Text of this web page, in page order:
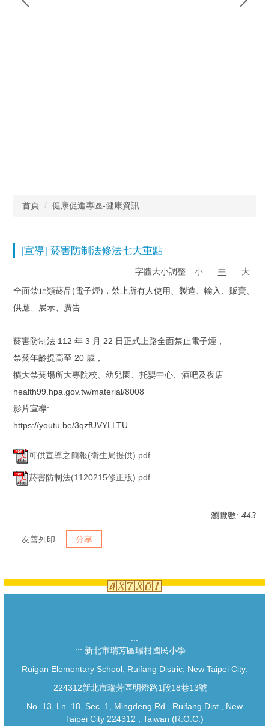
首頁 健康促進專區-健康資訊
[宣導] 菸害防制法修法七大重點
字體大小調整 小 中
大
全面禁止類菸品(電子煙)，禁止所有人使用、製造、輸入、販賣、
供應、展示、廣告
菸害防制法 112 年 3 月 22 日正式上路全面禁止電子煙，
禁菸年齡提高至 20 歲，
擴大禁菸場所大專院校、幼兒園、托嬰中心、酒吧及夜店
health99.hpa.gov.tw/material/8008
影片宣導:
https://youtu.be/3qzfUVYLLTU
可供宣導之簡報(衛生局提供).pdf
菸害防制法(1120215修正版).pdf
瀏覽數: 443
友善列印 分享
:::
::: 新北市瑞芳區瑞柑國民小學
Ruigan Elementary School, Ruifang Distric, New Taipei City.
224312新北市瑞芳區明燈路1段18巷13號
No. 13, Ln. 18, Sec. 1, Mingdeng Rd., Ruifang Dist., New
Taipei City 224312 , Taiwan (R.O.C.)